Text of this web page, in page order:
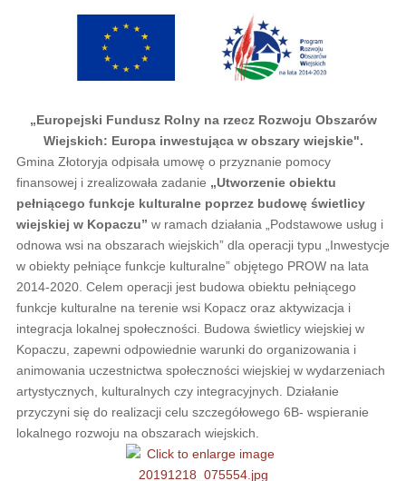
„Europejski Fundusz Rolny na rzecz Rozwoju Obszarów
Wiejskich: Europa inwestująca w obszary wiejskie".
Gmina Złotoryja odpisała umowę o przyznanie pomocy
finansowej i zrealizowała zadanie „Utworzenie obiektu
pełniącego funkcje kulturalne poprzez budowę świetlicy
wiejskiej w Kopaczu” w ramach działania „Podstawowe usług i
odnowa wsi na obszarach wiejskich” dla operacji typu „Inwestycje
w obiekty pełniące funkcje kulturalne” objętego PROW na lata
2014-2020. Celem operacji jest budowa obiektu pełniącego
funkcje kulturalne na terenie wsi Kopacz oraz aktywizacja i
integracja lokalnej społeczności. Budowa świetlicy wiejskiej w
Kopaczu, zapewni odpowiednie warunki do organizowania i
animowania uczestnictwa społeczności wiejskiej w wydarzeniach
artystycznych, kulturalnych czy integracyjnych. Działanie
przyczyni się do realizacji celu szczegółowego 6B- wspieranie
lokalnego rozwoju na obszarach wiejskich.